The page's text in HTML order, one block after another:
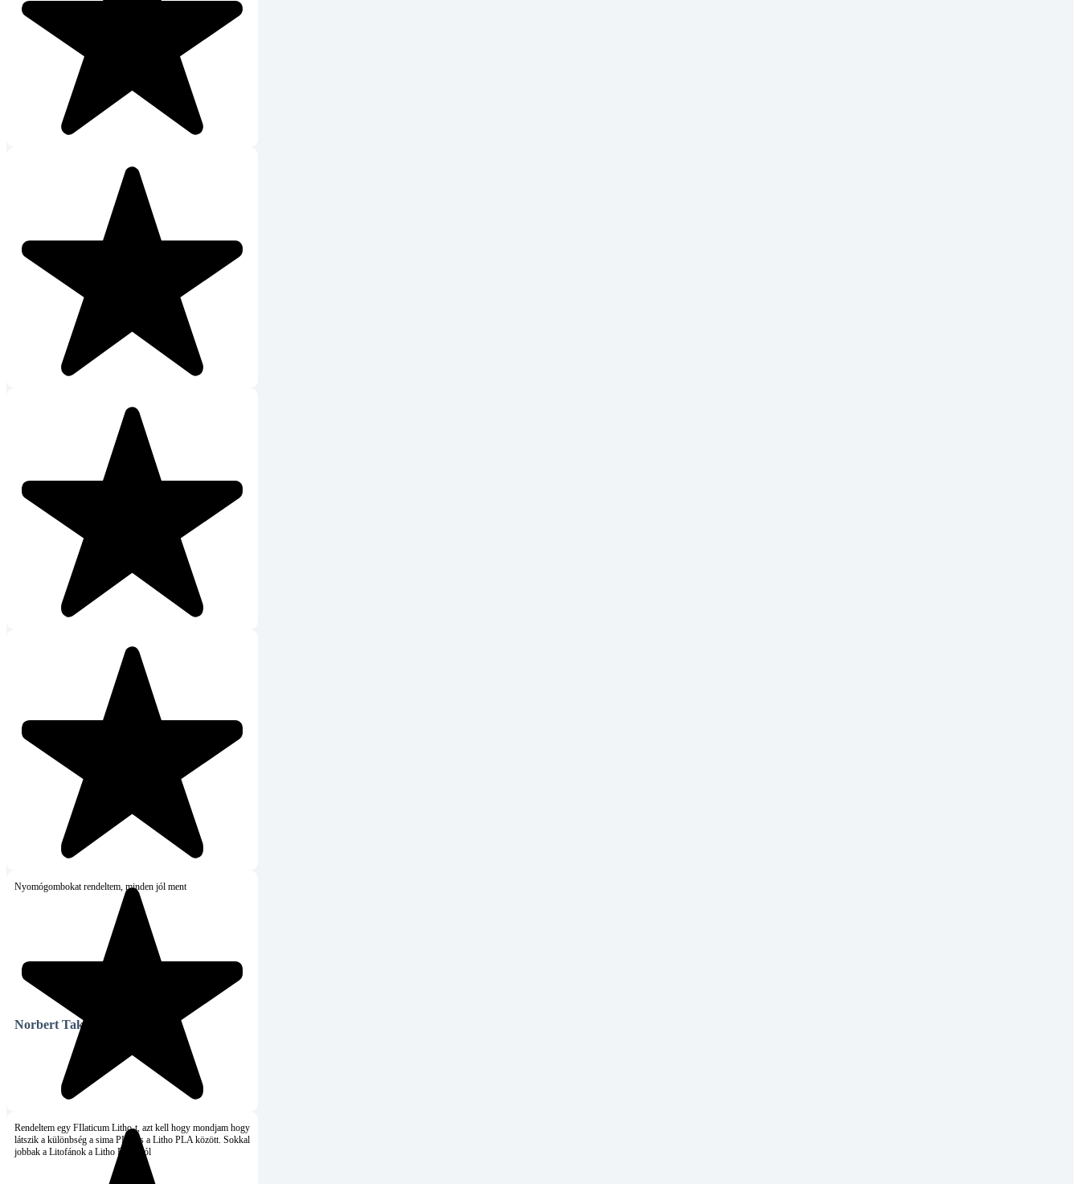
rendeltem, minden jól ment
Takács Hiteles vásárló
egy FIlaticum Litho-t, azt kell hogy mondjam hogy
különbség a sima PLA és a Litho PLA között. Sokkal
Litofánok a Litho PLA-ból